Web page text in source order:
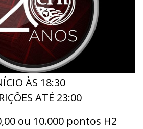
ÀS 18:30
ATÉ 23:00
ou 10.000 pontos H2